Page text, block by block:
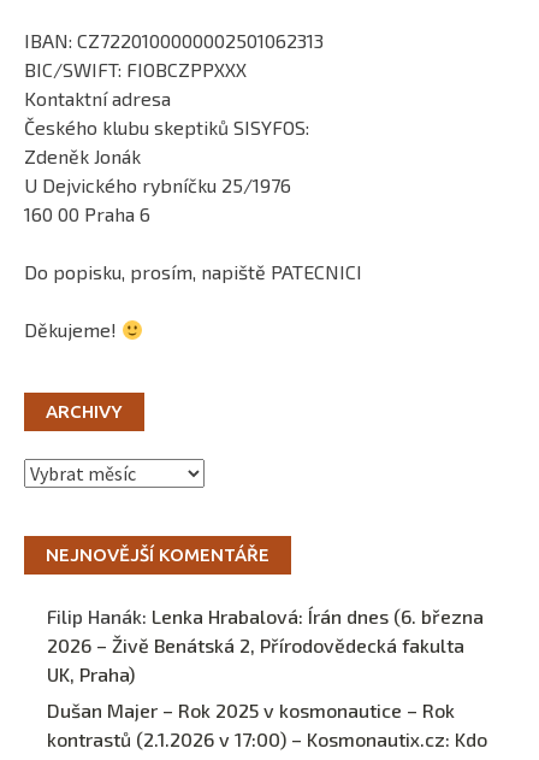
IBAN: CZ7220100000002501062313
BIC/SWIFT: FIOBCZPPXXX
Kontaktní adresa
Českého klubu skeptiků SISYFOS:
Zdeněk Jonák
U Dejvického rybníčku 25/1976
160 00 Praha 6
Do popisku, prosím, napiště PATECNICI
Děkujeme!
ARCHIVY
Archivy
NEJNOVĚJŠÍ KOMENTÁŘE
Filip Hanák: Lenka Hrabalová: Írán dnes (6. března
2026 – Živě Benátská 2, Přírodovědecká fakulta
UK, Praha)
Dušan Majer – Rok 2025 v kosmonautice – Rok
kontrastů (2.1.2026 v 17:00) – Kosmonautix.cz: Kdo